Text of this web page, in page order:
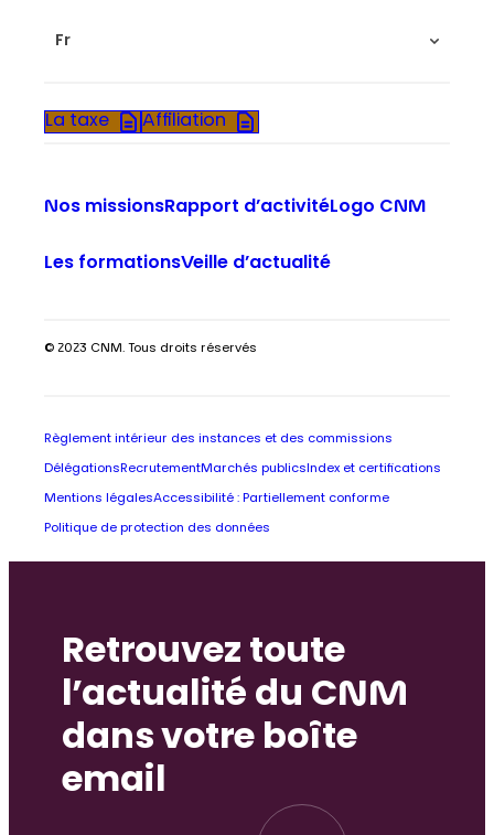
Fr
La taxe Affiliation
Nos missionsRapport d’activitéLogo CNM
Les formationsVeille d’actualité
© 2023 CNM. Tous droits réservés
Règlement intérieur des instances et des commissions
Délégations RecrutementMarchés publics Index et certifications
Mentions légalesAccessibilité : Partiellement conforme
Politique de protection des données
Retrouvez toute
l’actualité du CNM
dans votre boîte
email